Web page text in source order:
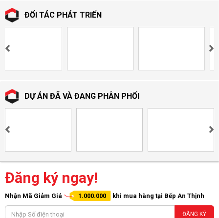
ĐỐI TÁC PHÁT TRIỂN
DỰ ÁN ĐÃ VÀ ĐANG PHÂN PHỐI
Đăng ký ngay!
Nhận Mã Giảm Giá 1.000.000 khi mua hàng tại Bếp An Thịnh
ĐĂNG KÝ